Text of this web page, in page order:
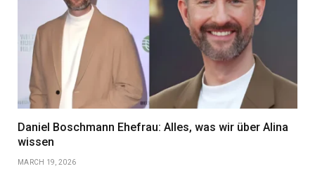
Daniel Boschmann Ehefrau: Alles, was wir über Alina
wissen
MARCH 19, 2026